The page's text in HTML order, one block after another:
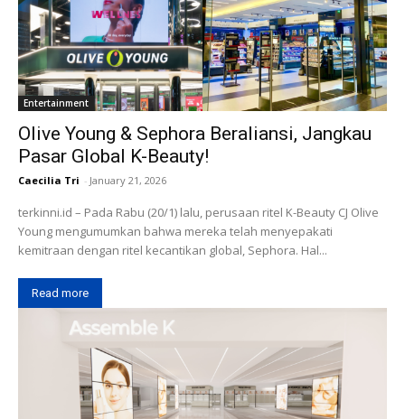
Entertainment
Olive Young & Sephora Beraliansi, Jangkau
Pasar Global K-Beauty!
Caecilia Tri - January 21, 2026
terkinni.id – Pada Rabu (20/1) lalu, perusaan ritel K-Beauty CJ Olive
Young mengumumkan bahwa mereka telah menyepakati
kemitraan dengan ritel kecantikan global, Sephora. Hal...
Read more